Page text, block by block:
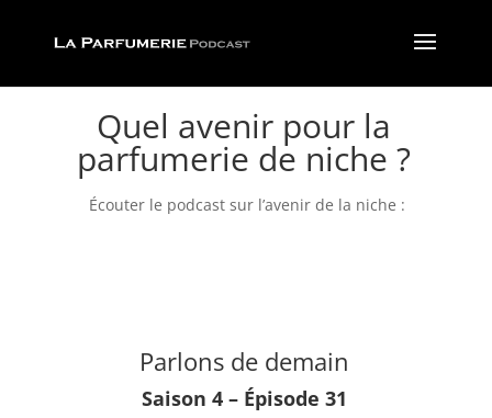
Quel avenir pour la
parfumerie de niche ?
Écouter le podcast sur l’avenir de la niche :
Parlons de demain
Saison 4 – Épisode 31